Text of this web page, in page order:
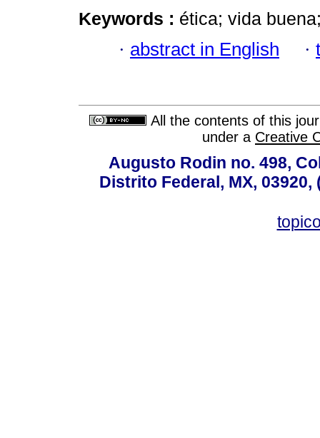
Keywords : ética; vida
· abstract in English ·
All the contents of this
under a Creative
Augusto Rodin no. 498,
Distrito Federal, MX, 03920,